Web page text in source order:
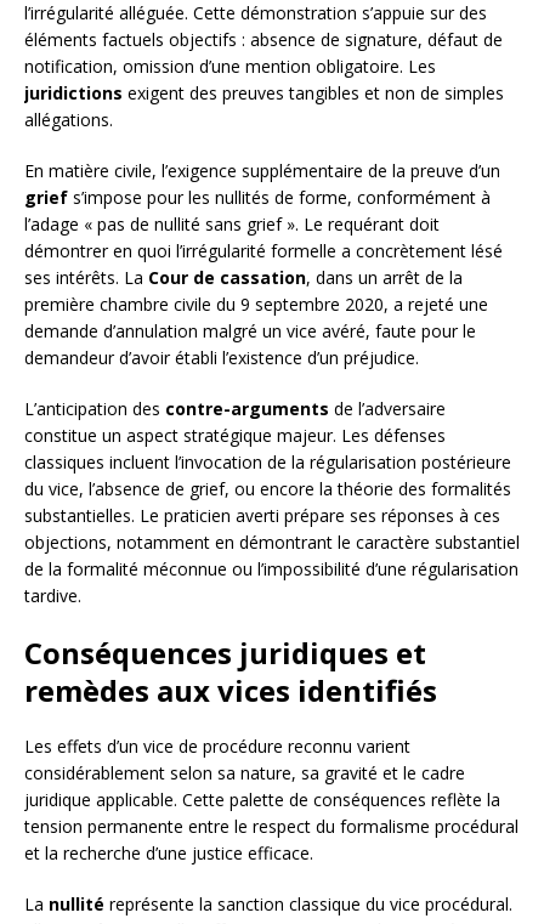
l’irrégularité alléguée. Cette démonstration s’appuie sur des
éléments factuels objectifs : absence de signature, défaut de
notification, omission d’une mention obligatoire. Les
juridictions exigent des preuves tangibles et non de simples
allégations.
En matière civile, l’exigence supplémentaire de la preuve d’un
grief s’impose pour les nullités de forme, conformément à
l’adage « pas de nullité sans grief ». Le requérant doit
démontrer en quoi l’irrégularité formelle a concrètement lésé
ses intérêts. La Cour de cassation, dans un arrêt de la
première chambre civile du 9 septembre 2020, a rejeté une
demande d’annulation malgré un vice avéré, faute pour le
demandeur d’avoir établi l’existence d’un préjudice.
L’anticipation des contre-arguments de l’adversaire
constitue un aspect stratégique majeur. Les défenses
classiques incluent l’invocation de la régularisation postérieure
du vice, l’absence de grief, ou encore la théorie des formalités
substantielles. Le praticien averti prépare ses réponses à ces
objections, notamment en démontrant le caractère substantiel
de la formalité méconnue ou l’impossibilité d’une régularisation
tardive.
Conséquences juridiques et
remèdes aux vices identifiés
Les effets d’un vice de procédure reconnu varient
considérablement selon sa nature, sa gravité et le cadre
juridique applicable. Cette palette de conséquences reflète la
tension permanente entre le respect du formalisme procédural
et la recherche d’une justice efficace.
La nullité représente la sanction classique du vice procédural.